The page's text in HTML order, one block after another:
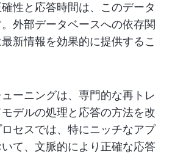
性と応答時間は、このデータ
外部データベースへの依存関
新情報を効果的に提供するこ
ーニングは、専門的な再トレ
デルの処理と応答の方法を改
セスでは、特にニッチなアプ
て、文脈的により正確な応答